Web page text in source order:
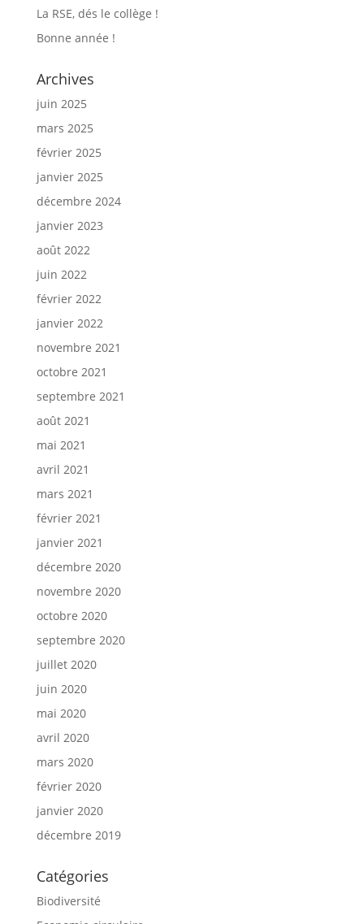
La RSE, dés le collège !
Bonne année !
Archives
juin 2025
mars 2025
février 2025
janvier 2025
décembre 2024
janvier 2023
août 2022
juin 2022
février 2022
janvier 2022
novembre 2021
octobre 2021
septembre 2021
août 2021
mai 2021
avril 2021
mars 2021
février 2021
janvier 2021
décembre 2020
novembre 2020
octobre 2020
septembre 2020
juillet 2020
juin 2020
mai 2020
avril 2020
mars 2020
février 2020
janvier 2020
décembre 2019
Catégories
Biodiversité